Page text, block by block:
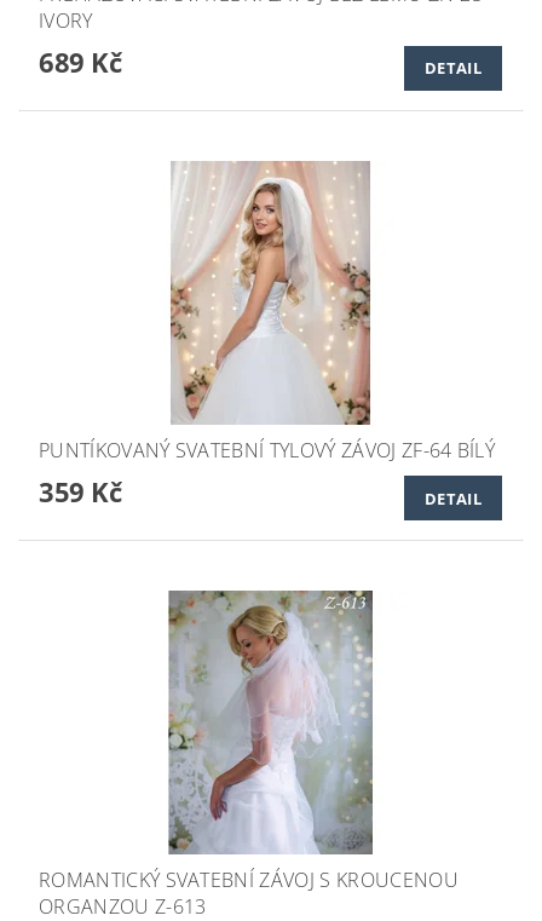
IVORY
689 Kč DETAIL
PUNTÍKOVANÝ SVATEBNÍ TYLOVÝ ZÁVOJ ZF-64 BÍLÝ
359 Kč DETAIL
ROMANTICKÝ SVATEBNÍ ZÁVOJ S KROUCENOU
ORGANZOU Z-613